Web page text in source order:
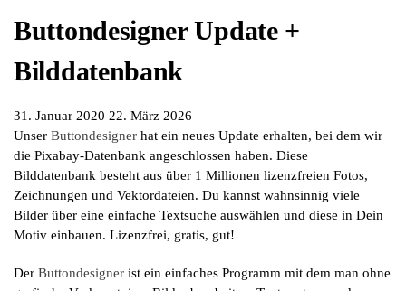
Buttondesigner Update +
Bilddatenbank
31. Januar 2020 22. März 2026
Unser Buttondesigner hat ein neues Update erhalten, bei dem wir
die Pixabay-Datenbank angeschlossen haben. Diese
Bilddatenbank besteht aus über 1 Millionen lizenzfreien Fotos,
Zeichnungen und Vektordateien. Du kannst wahnsinnig viele
Bilder über eine einfache Textsuche auswählen und diese in Dein
Motiv einbauen. Lizenzfrei, gratis, gut!
Der Buttondesigner ist ein einfaches Programm mit dem man ohne